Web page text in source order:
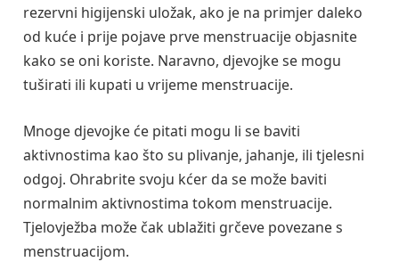
rezervni higijenski uložak, ako je na primjer daleko
od kuće i prije pojave prve menstruacije objasnite
kako se oni koriste. Naravno, djevojke se mogu
tuširati ili kupati u vrijeme menstruacije.
Mnoge djevojke će pitati mogu li se baviti
aktivnostima kao što su plivanje, jahanje, ili tjelesni
odgoj. Ohrabrite svoju kćer da se može baviti
normalnim aktivnostima tokom menstruacije.
Tjelovježba može čak ublažiti grčeve povezane s
menstruacijom.